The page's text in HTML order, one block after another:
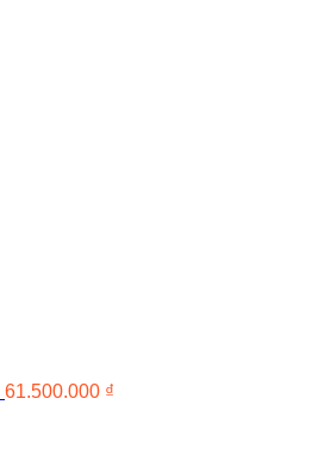
61.500.000 ₫